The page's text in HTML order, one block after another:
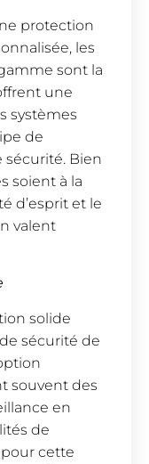
protection
les
sont la
une
systèmes
de
sécurité. Bien
soient à la
d’esprit et le
valent
solide
sécurité de
souvent des
en
de
cette